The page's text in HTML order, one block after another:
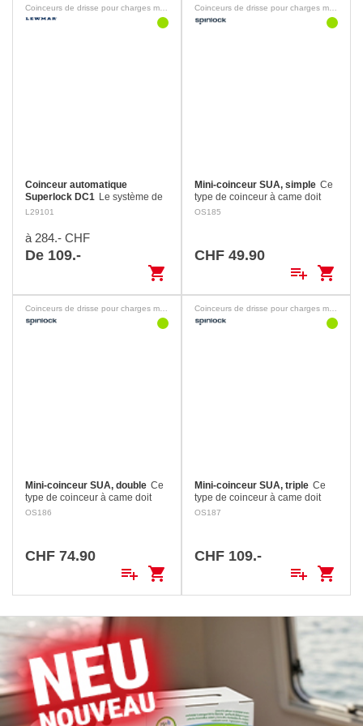
Coinceurs de drisse pour charges moyennes
Coinceur automatique
Superlock DC1 Le système de
dominos breveté de Lewmar
et le maintient en charge sans
l’endommager Largage
contrôlé: le levier…
L29101
à 284.- CHF
De 109.-
shopping_cart
Coinceurs de drisse pour charges moyennes
Mini-coinceur SUA, simple Ce
type de coinceur à came doit
être engagé manuellement et la
OS185
CHF 49.90
playlist_add shopping_cart
Coinceurs de drisse pour charges moyennes
Mini-coinceur SUA, double Ce
type de coinceur à came doit
être engagé manuellement et la
OS186
CHF 74.90
playlist_add shopping_cart
Coinceurs de drisse pour charges moyennes
Mini-coinceur SUA, triple Ce
type de coinceur à came doit
être engagé manuellement et la
OS187
CHF 109.-
playlist_add shopping_cart